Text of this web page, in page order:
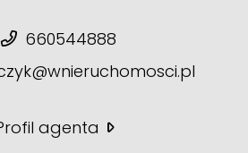
660544888
agenta